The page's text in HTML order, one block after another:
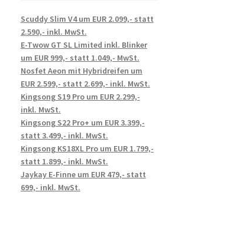
Scuddy Slim V4 um EUR 2.099,- statt
2.590,- inkl. MwSt.
E-Twow GT SL Limited inkl. Blinker
um EUR 999,- statt 1.049,- MwSt.
Nosfet Aeon mit Hybridreifen um
EUR 2.599,- statt 2.699,- inkl. MwSt.
Kingsong S19 Pro um EUR 2.299,-
inkl. MwSt.
Kingsong S22 Pro+ um EUR 3.399,-
statt 3.499,- inkl. MwSt.
Kingsong KS18XL Pro um EUR 1.799,-
statt 1.899,- inkl. MwSt.
Jaykay E-Finne um EUR 479,- statt
699,- inkl. MwSt.